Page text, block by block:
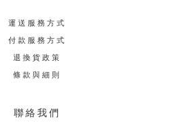
運送服務方式
付款服務方式
退換貨政策
條款與細則
聯絡我們